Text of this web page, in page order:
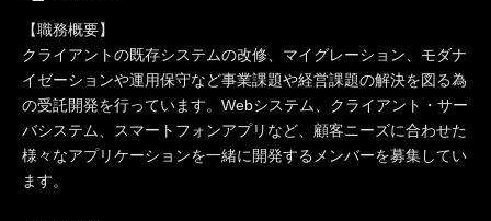
【職務概要】
クライアントの既存システムの改修、マイグレーション、モダナ
イゼーションや運用保守など事業課題や経営課題の解決を図る為
の受託開発を行っています。Webシステム、クライアント・サー
バシステム、スマートフォンアプリなど、顧客ニーズに合わせた
様々なアプリケーションを一緒に開発するメンバーを募集してい
ます。